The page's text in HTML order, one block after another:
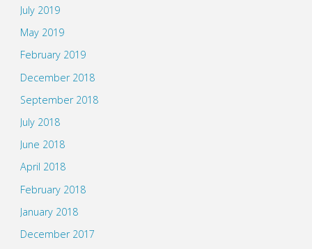
July 2019
May 2019
February 2019
December 2018
September 2018
July 2018
June 2018
April 2018
February 2018
January 2018
December 2017